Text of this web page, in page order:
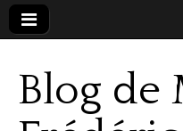
Blog de